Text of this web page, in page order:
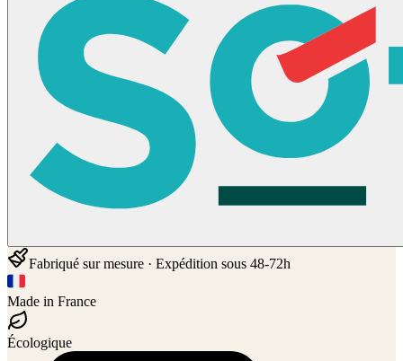
Fabriqué sur mesure · Expédition sous 48-72h
Made in France
Écologique